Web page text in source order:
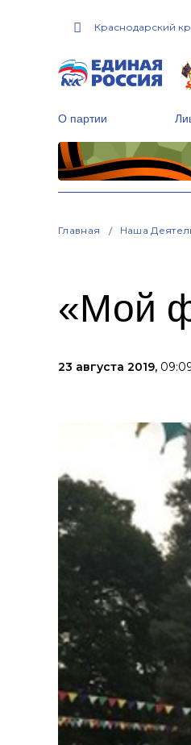
Краснодарский
О партии
Главная Наша
«Мой
23 августа 2019,